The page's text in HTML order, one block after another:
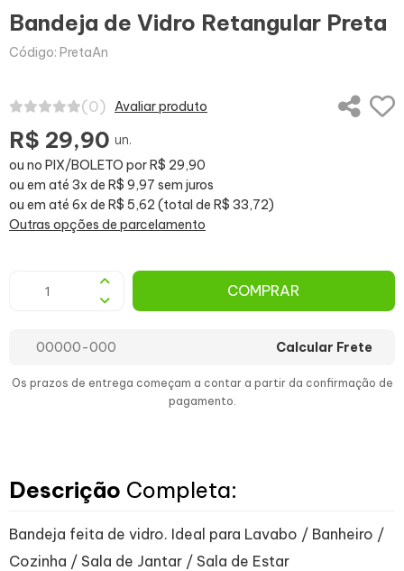
Bandeja de Vidro Retangular Preta
Código: PretaAn
(0) Avaliar produto
R$ 29,90 un.
ou no PIX/BOLETO por R$ 29,90
ou em até 3x de R$ 9,97 sem juros
ou em até 6x de R$ 5,62 (total de R$ 33,72)
Outras opções de parcelamento
COMPRAR
Calcular Frete
Os prazos de entrega começam a contar a partir da confirmação de
pagamento.
Descrição Completa:
Bandeja feita de vidro. Ideal para Lavabo / Banheiro /
Cozinha / Sala de Jantar / Sala de Estar